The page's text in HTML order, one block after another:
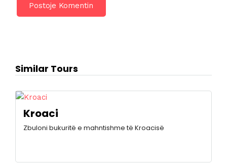
Similar Tours
Kroaci
Zbuloni bukuritë e mahntishme të Kroacisë